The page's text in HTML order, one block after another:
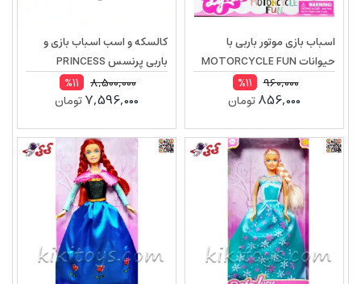
اسباب بازی موتور باربی با
حیوانات MOTORCYCLE FUN
960,000
%11
856,000تومان
کالسکه و اسب اسباب بازی و
باربی پرنسس PRINCESS
CARRIAGE 372A
8,500,000
%11
7,596,000تومان